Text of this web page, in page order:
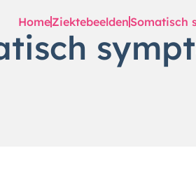
HomeZiektebeelden Somatisch